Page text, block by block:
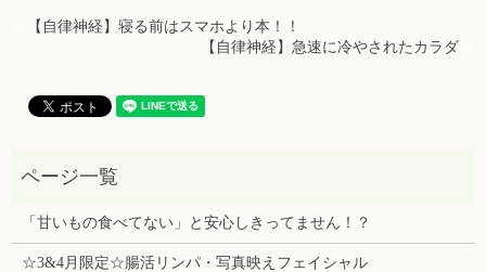
【自律神経】寝る前はスマホより本！！
【自律神経】急速に冷やされたカラダ
「甘いもの食べてない」と安心しきってません！？
☆3&4月限定☆腸活リンパ・写真映えフェイシャル